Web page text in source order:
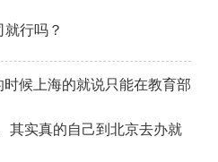
行吗？
候上海的就说只能在教育部
其实真的自己到北京去办就